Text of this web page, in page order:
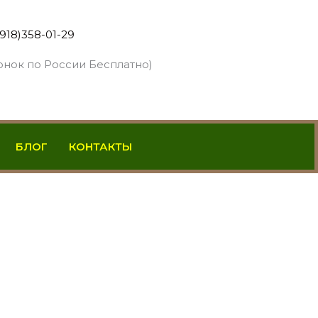
01-29
по России Бесплатно)
БЛОГ КОНТАКТЫ